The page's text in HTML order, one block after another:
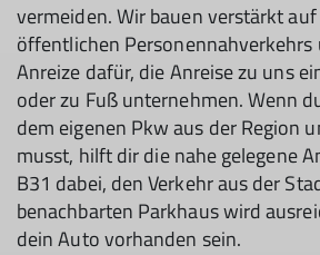
vermeiden. Wir bauen verstärkt
öffentlichen
Anreize dafür, die Anreise zu uns
oder zu Fuß unternehmen. Wenn
dem eigenen Pkw aus der Region
musst, hilft dir die nahe gelegene
B31 dabei, den Verkehr aus der
benachbarten Parkhaus wird
dein Auto vorhanden sein.